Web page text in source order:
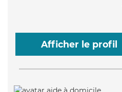
Afficher le profil